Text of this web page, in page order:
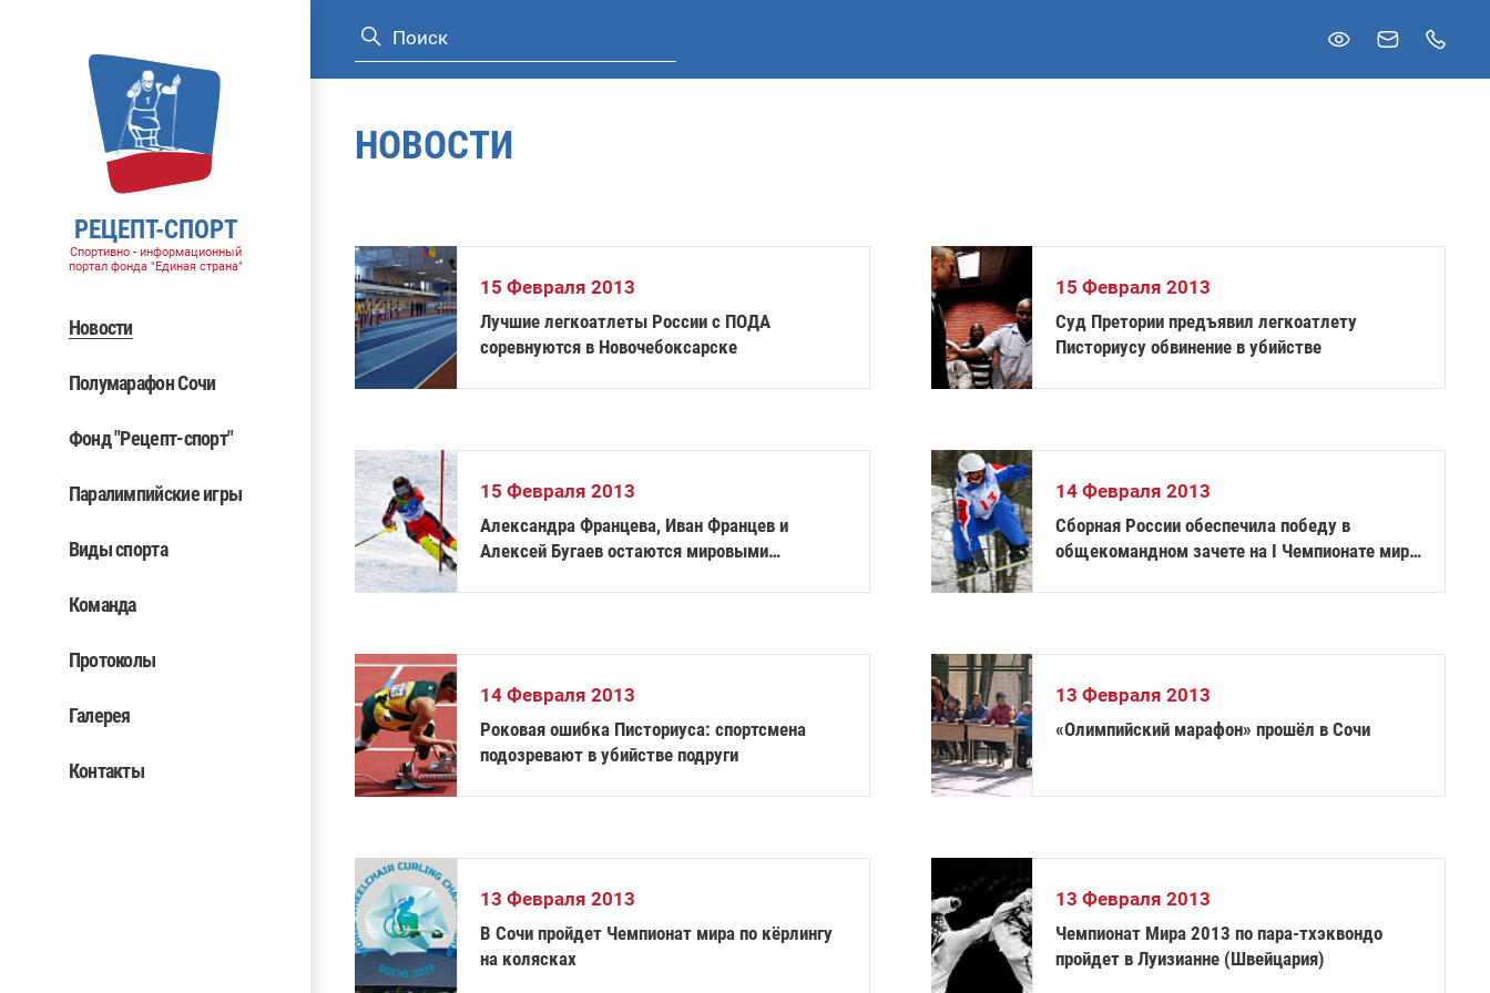
РЕЦЕПТ-СПОРТ
Спортивно - информационный
портал фонда "Единая страна"
Новости
Полумарафон Сочи
Фонд "Рецепт-спорт"
Паралимпийские игры
Виды спорта
Команда
Протоколы
Галерея
Контакты
НОВОСТИ
15 Февраля 2013
Лучшие легкоатлеты России с ПОДА
соревнуются в Новочебоксарске
15 Февраля 2013
Суд Претории предъявил легкоатлету
Писториусу обвинение в убийстве
15 Февраля 2013
Александра Францева, Иван Францев и
Алексей Бугаев остаются мировыми
14 Февраля 2013
Сборная России обеспечила победу в
общекомандном зачете на I Чемпионате мира
14 Февраля 2013
Роковая ошибка Писториуса: спортсмена
подозревают в убийстве подруги
13 Февраля 2013
«Олим­пий­ский ма­ра­фон» про­шёл в Со­чи
13 Февраля 2013
В Сочи пройдет Чемпионат мира по кёрлингу
на колясках
13 Февраля 2013
Чемпионат Мира 2013 по пара-тхэквондо
пройдет в Луизианне (Швейцария)